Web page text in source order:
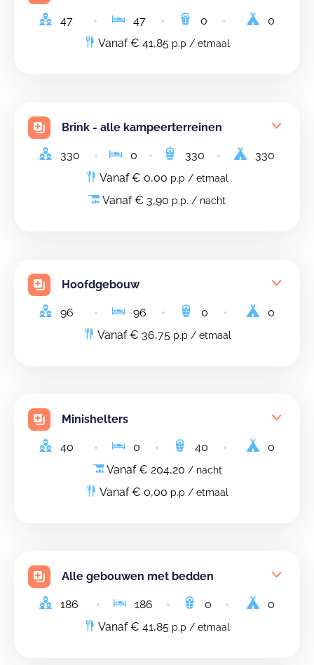
47 47 0
0
Vanaf € 41,85 p.p / etmaal
Brink - alle kampeerterreinen
330 0 330
330
Vanaf € 0,00 p.p / etmaal
Vanaf € 3,90 p.p. / nacht
Hoofdgebouw
96 96 0
0
Vanaf € 36,75 p.p / etmaal
Minishelters
40 0 40
0
Vanaf € 204,20 / nacht
Vanaf € 0,00 p.p / etmaal
Alle gebouwen met bedden
186 186 0
0
Vanaf € 41,85 p.p / etmaal